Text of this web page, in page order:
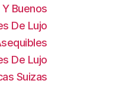
Buenos
De Lujo
De Lujo
Suizas